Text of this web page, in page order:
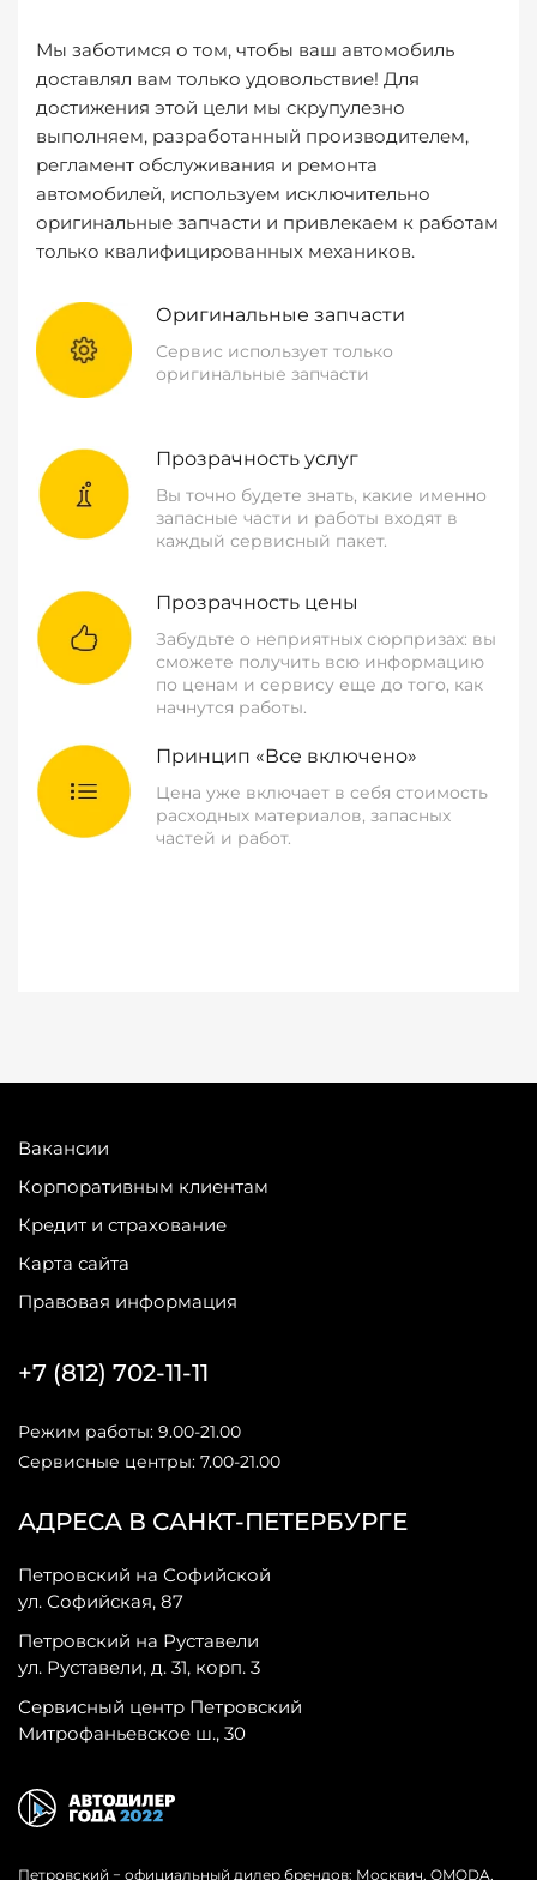
Мы заботимся о том, чтобы ваш автомобиль
доставлял вам только удовольствие! Для
достижения этой цели мы скрупулезно
выполняем, разработанный производителем,
регламент обслуживания и ремонта
автомобилей, используем исключительно
оригинальные запчасти и привлекаем к работам
только квалифицированных механиков.
Оригинальные запчасти
Сервис использует только
оригинальные запчасти
Прозрачность услуг
Вы точно будете знать, какие именно
запасные части и работы входят в
каждый сервисный пакет.
Прозрачность цены
Забудьте о неприятных сюрпризах: вы
сможете получить всю информацию
по ценам и сервису еще до того, как
начнутся работы.
Принцип «Все включено»
Цена уже включает в себя стоимость
расходных материалов, запасных
частей и работ.
Вакансии
Корпоративным клиентам
Кредит и страхование
Карта сайта
Правовая информация
АДРЕСА В САНКТ-ПЕТЕРБУРГЕ
Петровский на Софийской
ул. Софийская, 87
Петровский на Руставели
ул. Руставели, д. 31, корп. 3
Сервисный центр Петровский
Митрофаньевское ш., 30
+7 (812) 702-11-11
Режим работы: 9.00-21.00
Сервисные центры: 7.00-21.00
Петровский − официальный дилер брендов: Москвич, OMODA,